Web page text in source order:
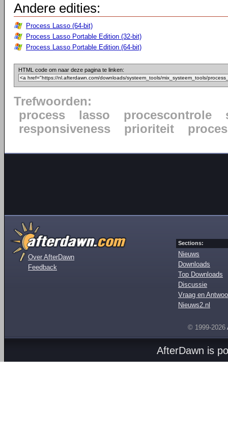
Andere edities:
Process Lasso (64-bit)
Process Lasso Portable Edition (32-bit)
Process Lasso Portable Edition (64-bit)
HTML code om naar deze pagina te linken:
Trefwoorden:
process
lasso procescontrole
responsiveness
prioriteit
Over AfterDawn
Feedback
Sections:
Nieuws
Downloads
Top Downloads
Discussie
Vraag en
Nieuws2.nl
© 1999-2026
AfterDawn is